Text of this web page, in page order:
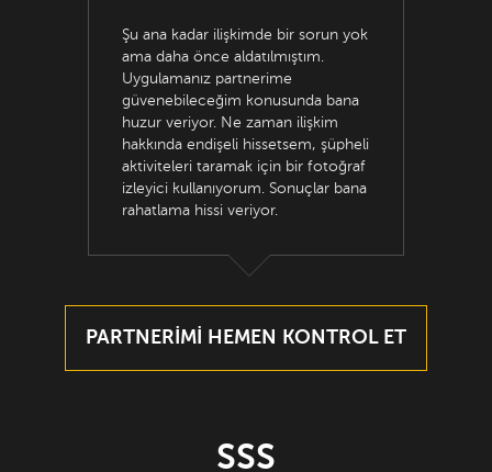
Şu ana kadar ilişkimde bir sorun yok
ama daha önce aldatılmıştım.
Uygulamanız partnerime
güvenebileceğim konusunda bana
huzur veriyor. Ne zaman ilişkim
hakkında endişeli hissetsem, şüpheli
aktiviteleri taramak için bir fotoğraf
izleyici kullanıyorum. Sonuçlar bana
rahatlama hissi veriyor.
PARTNERİMİ HEMEN KONTROL ET
SSS